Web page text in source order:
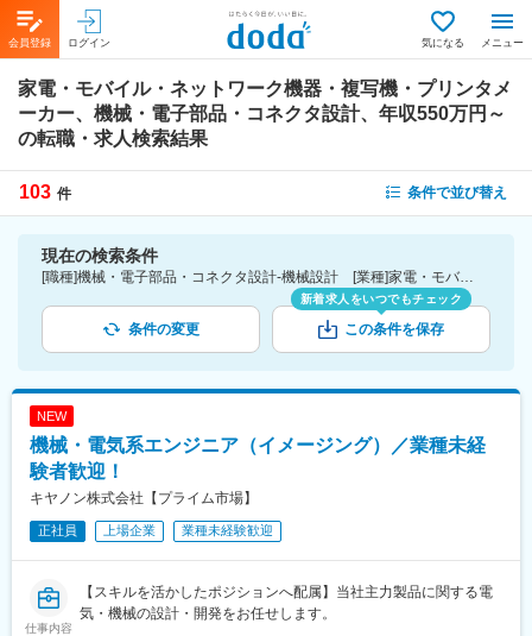
会員登録 ログイン 気になる メニュー
家電・モバイル・ネットワーク機器・複写機・プリンタメ
ーカー、機械・電子部品・コネクタ設計、年収550万円～
の転職・求人検索結果
103 件 条件で並び替え
現在の検索条件
[職種]機械・電子部品・コネクタ設計-機械設計 [業種]家電・モバイル・ネットワーク機器・複写機・プリンタメーカー-メーカー（機械・電気）業界 [年収]550万円～
条件の変更
新着求人をいつでもチェック
この条件を保存
NEW
機械・電気系エンジニア（イメージング）／業種未経
験者歓迎！
キヤノン株式会社【プライム市場】
正社員 上場企業 業種未経験歓迎
仕事内容
【スキルを活かしたポジションへ配属】当社主力製品に関する電
気・機械の設計・開発をお任せします。